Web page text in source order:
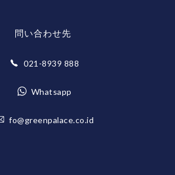
問い合わせ先
021-8939 888
Whatsapp
fo@greenpalace.co.id